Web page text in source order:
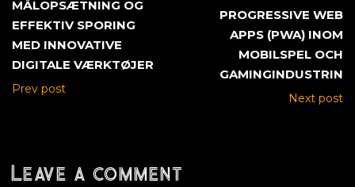
MÅLOPSÆTNING OG
EFFEKTIV SPORING
MED INNOVATIVE
DIGITALE VÆRKTØJER
Prev post
PROGRESSIVE WEB
APPS (PWA) INOM
MOBILSPEL OCH
GAMINGINDUSTRIN
Next post
Leave a comment